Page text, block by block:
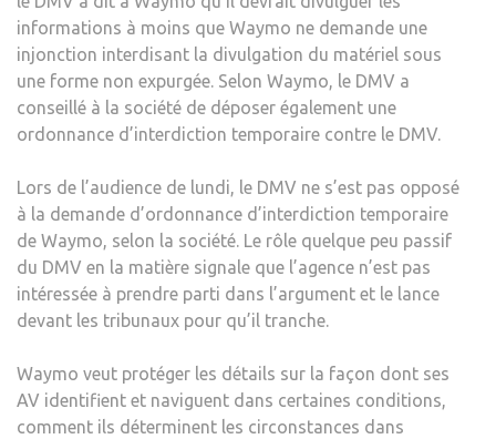
informations à moins que Waymo ne demande une
injonction interdisant la divulgation du matériel sous
une forme non expurgée. Selon Waymo, le DMV a
conseillé à la société de déposer également une
ordonnance d’interdiction temporaire contre le DMV.
Lors de l’audience de lundi, le DMV ne s’est pas opposé
à la demande d’ordonnance d’interdiction temporaire
de Waymo, selon la société. Le rôle quelque peu passif
du DMV en la matière signale que l’agence n’est pas
intéressée à prendre parti dans l’argument et le lance
devant les tribunaux pour qu’il tranche.
Waymo veut protéger les détails sur la façon dont ses
AV identifient et naviguent dans certaines conditions,
comment ils déterminent les circonstances dans